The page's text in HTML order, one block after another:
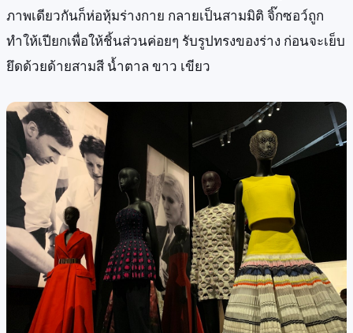
ภาพเดียวกันก็ห่อหุ้มร่างกาย กลายเป็นสามมิติ จิ๊กซอว์ถูก
ทำให้เปียกเพื่อให้ชิ้นส่วนค่อยๆ รับรูปทรงของร่าง ก่อนจะเย็บ
ยึดด้วยด้ายสามสี น้ำตาล ขาว เขียว